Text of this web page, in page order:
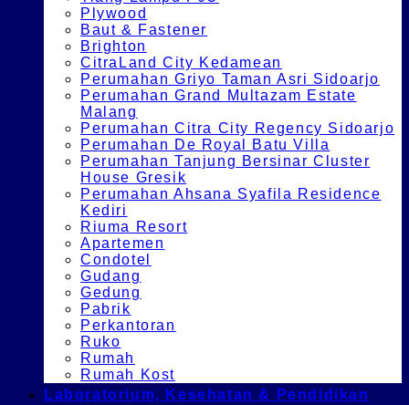
Plywood
Baut & Fastener
Brighton
CitraLand City Kedamean
Perumahan Griyo Taman Asri Sidoarjo
Perumahan Grand Multazam Estate
Malang
Perumahan Citra City Regency Sidoarjo
Perumahan De Royal Batu Villa
Perumahan Tanjung Bersinar Cluster
House Gresik
Perumahan Ahsana Syafila Residence
Kediri
Riuma Resort
Apartemen
Condotel
Gudang
Gedung
Pabrik
Perkantoran
Ruko
Rumah
Rumah Kost
Laboratorium, Kesehatan & Pendidikan